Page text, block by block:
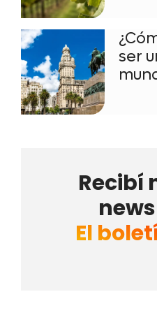
ser
Recibí
El